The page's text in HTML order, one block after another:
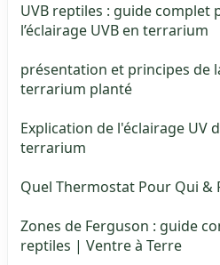
UVB reptiles : guide
l’éclairage UVB en terrarium
présentation et principes de
terrarium planté
Explication de l'éclairage UV
terrarium
Quel Thermostat Pour Qui &
Zones de Ferguson : guide
reptiles | Ventre à Terre